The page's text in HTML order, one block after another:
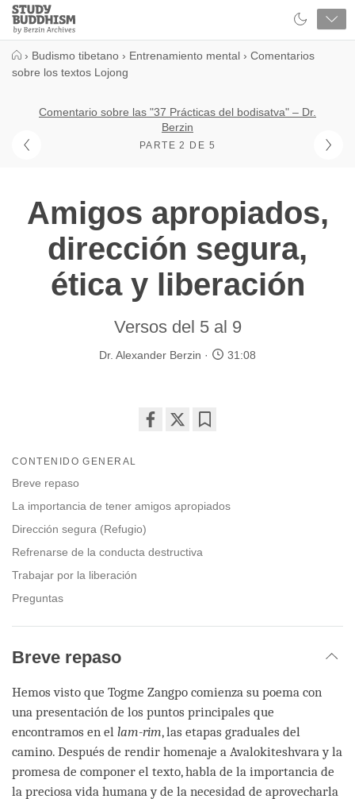
Close
Study
Buddhism
› Budismo tibetano › Entrenamiento mental › Comentarios
sobre los textos Lojong
Comentario sobre las "37 Prácticas del bodisatva" – Dr.
Berzin
PARTE 2 DE 5
Amigos apropiados,
dirección segura,
ética y liberación
Versos del 5 al 9
Dr. Alexander Berzin 31:08
CONTENIDO GENERAL
Breve repaso
La importancia de tener amigos apropiados
Dirección segura (Refugio)
Refrenarse de la conducta destructiva
Trabajar por la liberación
Preguntas
Breve repaso
Hemos visto que Togme Zangpo comienza su poema con
una presentación de los puntos principales que
encontramos en el lam-rim, las etapas graduales del
camino. Después de rendir homenaje a Avalokiteshvara y la
promesa de componer el texto, habla de la importancia de
la preciosa vida humana y de la necesidad de aprovecharla